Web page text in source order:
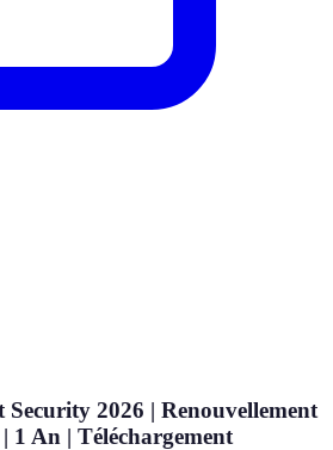
2026 | Renouvellement
1 An | Téléchargement